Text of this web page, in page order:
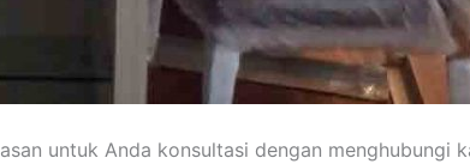
untuk Anda konsultasi dengan menghubungi